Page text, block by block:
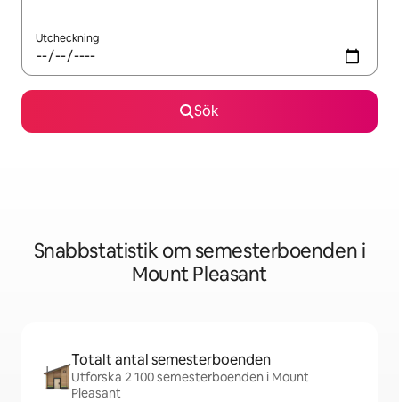
Utcheckning
Sök
Snabbstatistik om semesterboenden i
Mount Pleasant
Totalt antal semesterboenden
Utforska 2 100 semesterboenden i Mount
Pleasant